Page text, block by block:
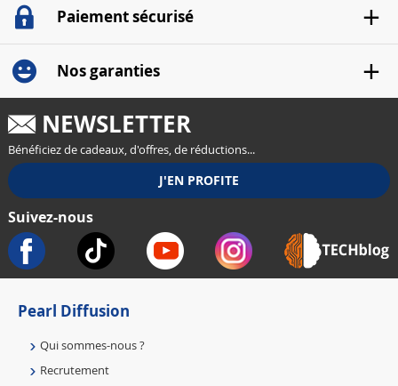
Paiement sécurisé
Nos garanties
NEWSLETTER
Bénéficiez de cadeaux, d'offres, de réductions...
Suivez-nous
Pearl Diffusion
Qui sommes-nous ?
Recrutement